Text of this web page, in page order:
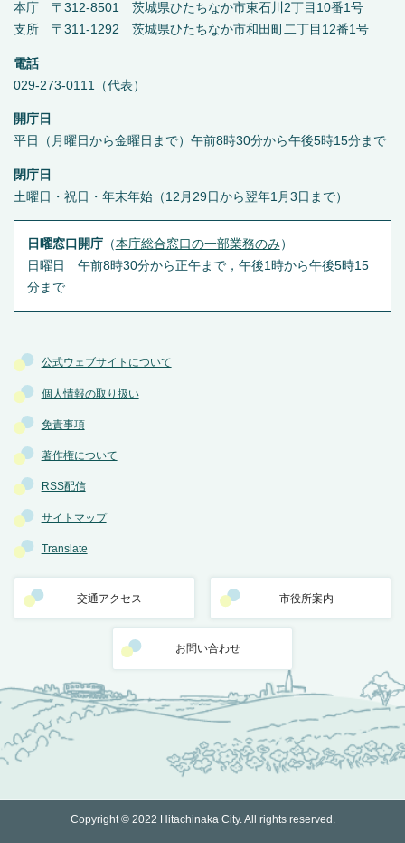
公式ウェブサイトについて
個人情報の取り扱い
免責事項
著作権について
RSS配信
サイトマップ
Translate
交通アクセス 市役所案内
お問い合わせ
本庁 〒312-8501 茨城県ひたちなか市東石川2丁目10番1号
支所 〒311-1292 茨城県ひたちなか市和田町二丁目12番1号
電話
029-273-0111（代表）
開庁日
平日（月曜日から金曜日まで）午前8時30分から午後5時15分まで
閉庁日
土曜日・祝日・年末年始（12月29日から翌年1月3日まで）
日曜窓口開庁（本庁総合窓口の一部業務のみ ）
日曜日 午前8時30分から正午まで，午後1時から午後5時15
分まで
Copyright © 2022 Hitachinaka City. All rights reserved.